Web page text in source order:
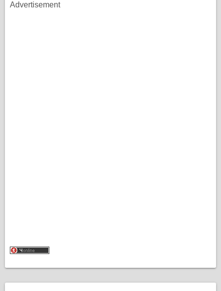
Advertisement